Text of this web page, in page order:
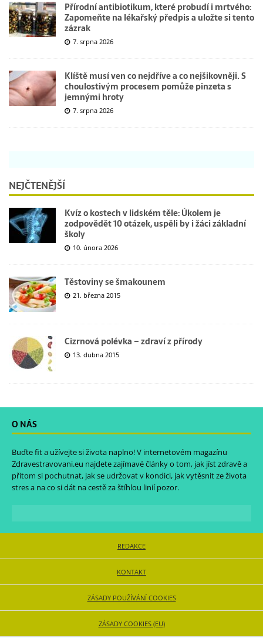
Přírodní antibiotikum, které probudí i mrtvého:
Zapomeňte na lékařský předpis a uložte si tento
zázrak
7. srpna 2026
Klíště musí ven co nejdříve a co nejšikovněji. S
choulostivým procesem pomůže pinzeta s
jemnými hroty
7. srpna 2026
NEJČTENĚJŠÍ
Kvíz o kostech v lidském těle: Úkolem je
zodpovědět 10 otázek, uspěli by i žáci základní
školy
10. února 2026
Těstoviny se šmakounem
21. března 2015
Cizrnová polévka – zdraví z přírody
13. dubna 2015
O NÁS
Buďte fit a užívejte si života naplno! V internetovém magazínu
Zdravestravovani.eu najdete zajímavé články o tom, jak jíst zdravě a
přitom si pochutnat, jak se udržovat v kondici, jak vytěsnit ze života
stres a na co si dát na cestě za štíhlou linií pozor.
REDAKCE
KONTAKT
ZÁSADY POUŽÍVÁNÍ COOKIES
ZÁSADY COOKIES (EU)